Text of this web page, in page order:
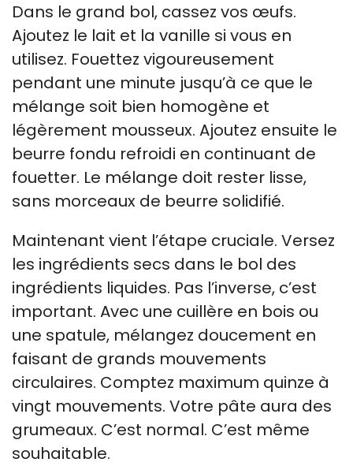
Dans le grand bol, cassez vos œufs.
Ajoutez le lait et la vanille si vous en
utilisez. Fouettez vigoureusement
pendant une minute jusqu’à ce que le
mélange soit bien homogène et
légèrement mousseux. Ajoutez ensuite le
beurre fondu refroidi en continuant de
fouetter. Le mélange doit rester lisse,
sans morceaux de beurre solidifié.
Maintenant vient l’étape cruciale. Versez
les ingrédients secs dans le bol des
ingrédients liquides. Pas l’inverse, c’est
important. Avec une cuillère en bois ou
une spatule, mélangez doucement en
faisant de grands mouvements
circulaires. Comptez maximum quinze à
vingt mouvements. Votre pâte aura des
grumeaux. C’est normal. C’est même
souhaitable.